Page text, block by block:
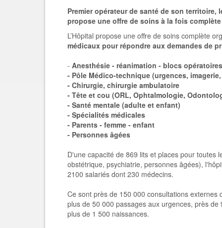
Premier opérateur de santé de son territoire,
propose une offre de soins à la fois
L’Hôpital propose une offre de soins complète
médicaux pour répondre aux demandes de
- Anesthésie - réanimation - blocs opératoires
- Pôle Médico-technique (urgences,
- Chirurgie, chirurgie ambulatoire
- Tête et cou (ORL, Ophtalmologie,
- Santé mentale (adulte et enfant)
- Spécialités médicales
- Parents - femme - enfant
- Personnes âgées
D'une capacité de 869 lits et places pour toutes
obstétrique, psychiatrie, personnes âgées),
2100 salariés dont 230 médecins.
Ce sont près de 150 000 consultations externes
plus de 50 000 passages aux urgences, près
plus de 1 500 naissances.